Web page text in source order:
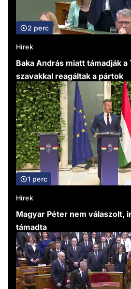
2 perc
Hírek
Baka András miatt támadják
szavakkal reagáltak a pártok
1 perc
Hírek
Magyar Péter nem válaszolt,
támadta